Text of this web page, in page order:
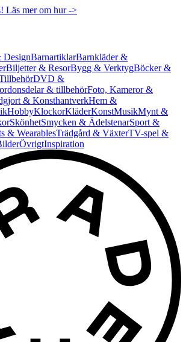
Läs mer om hur ->
BarnartiklarBarnkläder &
Biljetter & ResorBygg & VerktygBöcker &
DVD &
& tillbehörFoto, Kameror &
& KonsthantverkHem &
HobbyKlockorKläderKonstMusikMynt &
SkönhetSmycken & ÄdelstenarSport &
& WearablesTrädgård & VäxterTV-spel &
ÖvrigtInspiration